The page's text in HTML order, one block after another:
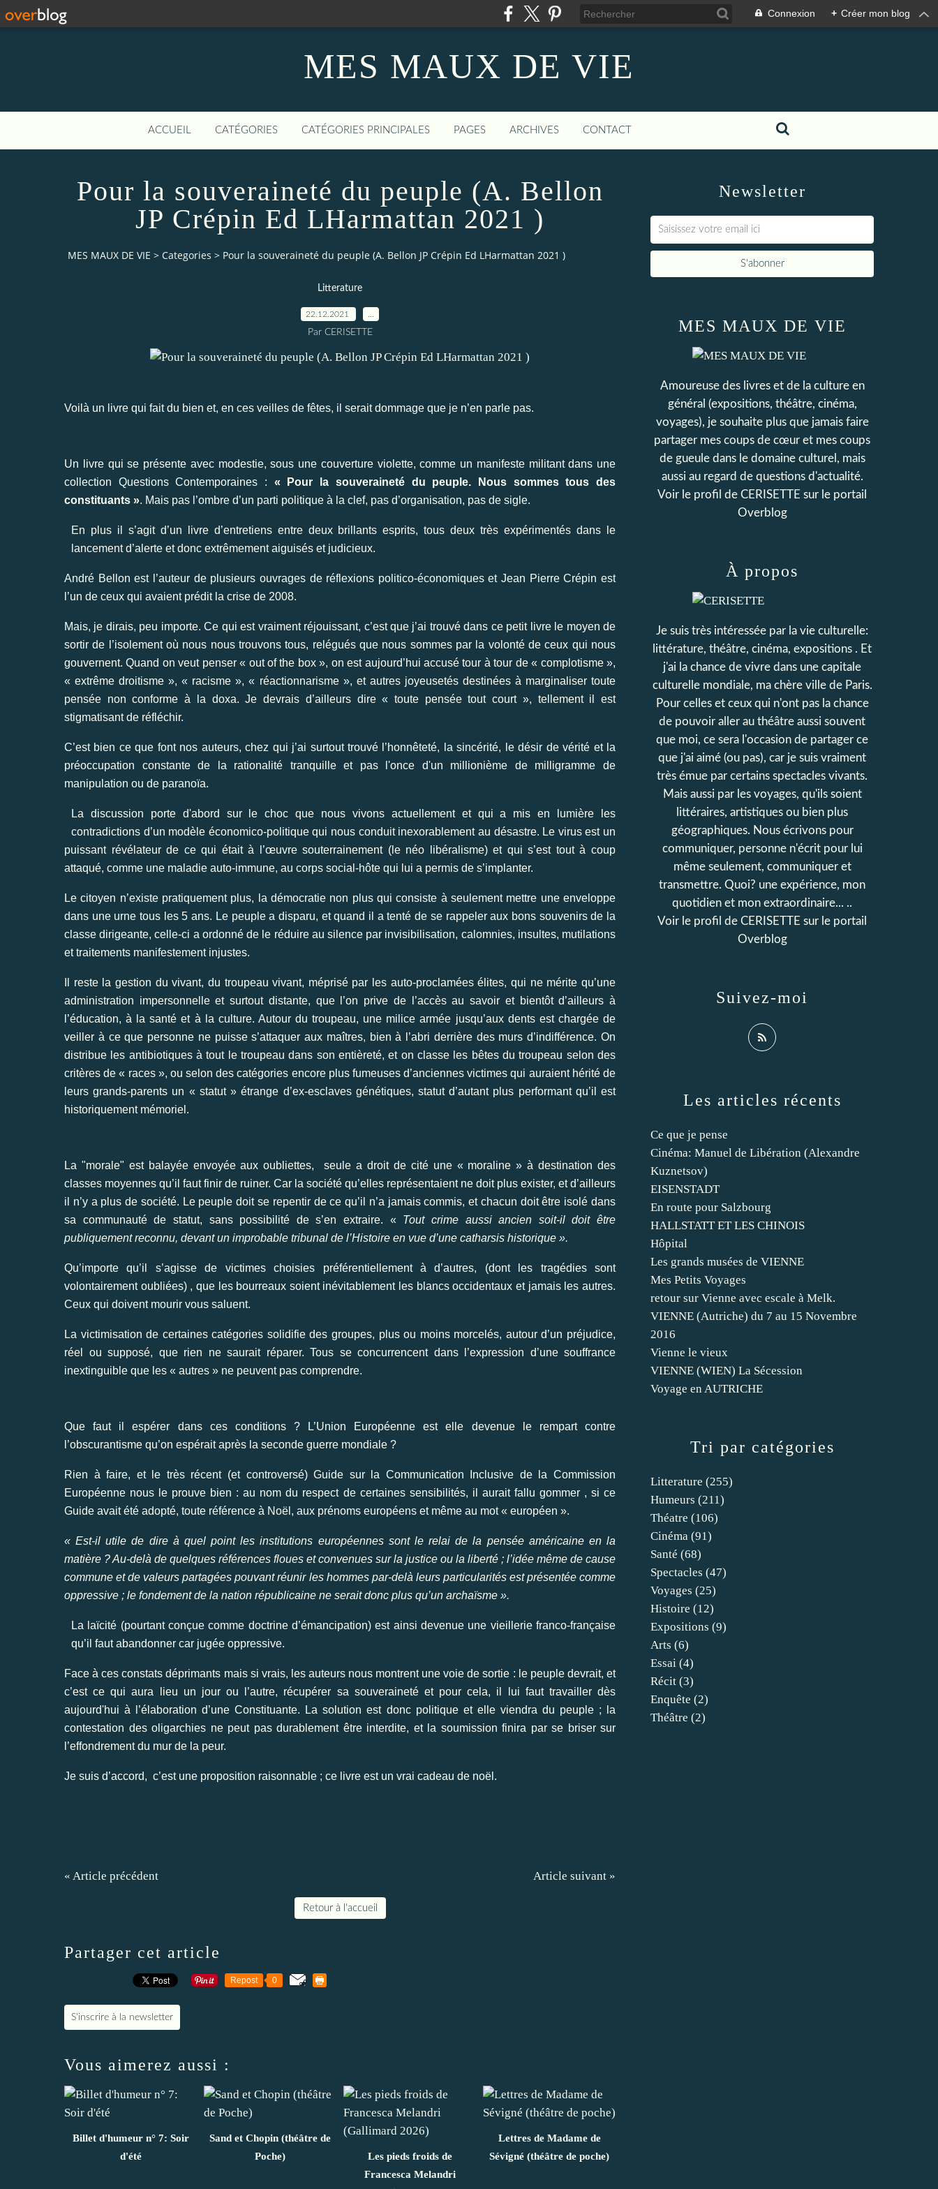
Connexion + Créer mon blog
MES MAUX DE VIE
ACCUEIL CATÉGORIES CATÉGORIES PRINCIPALES PAGES ARCHIVES CONTACT
Pour la souveraineté du peuple (A. Bellon
JP Crépin Ed LHarmattan 2021 )
MES MAUX DE VIE > Categories > Pour la souveraineté du peuple (A. Bellon JP Crépin Ed LHarmattan 2021 )
Litterature
22.12.2021
Par CERISETTE
Voilà un livre qui fait du bien et, en ces veilles de fêtes, il serait dommage que je n’en parle pas.
Un livre qui se présente avec modestie, sous une couverture violette, comme un manifeste militant dans une
collection Questions Contemporaines : « Pour la souveraineté du peuple. Nous sommes tous des
constituants ». Mais pas l’ombre d’un parti politique à la clef, pas d’organisation, pas de sigle.
En plus il s’agit d’un livre d’entretiens entre deux brillants esprits, tous deux très expérimentés dans le
lancement d’alerte et donc extrêmement aiguisés et judicieux.
André Bellon est l’auteur de plusieurs ouvrages de réflexions politico-économiques et Jean Pierre Crépin est
l’un de ceux qui avaient prédit la crise de 2008.
Mais, je dirais, peu importe. Ce qui est vraiment réjouissant, c’est que j’ai trouvé dans ce petit livre le moyen de
sortir de l’isolement où nous nous trouvons tous, relégués que nous sommes par la volonté de ceux qui nous
gouvernent. Quand on veut penser « out of the box », on est aujourd’hui accusé tour à tour de « complotisme »,
« extrême droitisme », « racisme », « réactionnarisme », et autres joyeusetés destinées à marginaliser toute
pensée non conforme à la doxa. Je devrais d’ailleurs dire « toute pensée tout court », tellement il est
stigmatisant de réfléchir.
C’est bien ce que font nos auteurs, chez qui j’ai surtout trouvé l’honnêteté, la sincérité, le désir de vérité et la
préoccupation constante de la rationalité tranquille et pas l'once d'un millionième de milligramme de
manipulation ou de paranoïa.
La discussion porte d'abord sur le choc que nous vivons actuellement et qui a mis en lumière les
contradictions d’un modèle économico-politique qui nous conduit inexorablement au désastre. Le virus est un
puissant révélateur de ce qui était à l’œuvre souterrainement (le néo libéralisme) et qui s’est tout à coup
attaqué, comme une maladie auto-immune, au corps social-hôte qui lui a permis de s’implanter.
Le citoyen n’existe pratiquement plus, la démocratie non plus qui consiste à seulement mettre une enveloppe
dans une urne tous les 5 ans. Le peuple a disparu, et quand il a tenté de se rappeler aux bons souvenirs de la
classe dirigeante, celle-ci a ordonné de le réduire au silence par invisibilisation, calomnies, insultes, mutilations
et traitements manifestement injustes.
Il reste la gestion du vivant, du troupeau vivant, méprisé par les auto-proclamées élites, qui ne mérite qu’une
administration impersonnelle et surtout distante, que l’on prive de l’accès au savoir et bientôt d’ailleurs à
l’éducation, à la santé et à la culture. Autour du troupeau, une milice armée jusqu’aux dents est chargée de
veiller à ce que personne ne puisse s’attaquer aux maîtres, bien à l’abri derrière des murs d’indifférence. On
distribue les antibiotiques à tout le troupeau dans son entièreté, et on classe les bêtes du troupeau selon des
critères de « races », ou selon des catégories encore plus fumeuses d’anciennes victimes qui auraient hérité de
leurs grands-parents un « statut » étrange d’ex-esclaves génétiques, statut d’autant plus performant qu’il est
historiquement mémoriel.
La "morale" est balayée envoyée aux oubliettes, seule a droit de cité une « moraline » à destination des
classes moyennes qu’il faut finir de ruiner. Car la société qu’elles représentaient ne doit plus exister, et d’ailleurs
il n’y a plus de société. Le peuple doit se repentir de ce qu’il n’a jamais commis, et chacun doit être isolé dans
sa communauté de statut, sans possibilité de s’en extraire. « Tout crime aussi ancien soit-il doit être
publiquement reconnu, devant un improbable tribunal de l’Histoire en vue d’une catharsis historique ».
Qu’importe qu’il s’agisse de victimes choisies préférentiellement à d’autres, (dont les tragédies sont
volontairement oubliées) , que les bourreaux soient inévitablement les blancs occidentaux et jamais les autres.
Ceux qui doivent mourir vous saluent.
La victimisation de certaines catégories solidifie des groupes, plus ou moins morcelés, autour d’un préjudice,
réel ou supposé, que rien ne saurait réparer. Tous se concurrencent dans l’expression d’une souffrance
inextinguible que les « autres » ne peuvent pas comprendre.
Que faut il espérer dans ces conditions ? L’Union Européenne est elle devenue le rempart contre
l’obscurantisme qu’on espérait après la seconde guerre mondiale ?
Rien à faire, et le très récent (et controversé) Guide sur la Communication Inclusive de la Commission
Européenne nous le prouve bien : au nom du respect de certaines sensibilités, il aurait fallu gommer , si ce
Guide avait été adopté, toute référence à Noël, aux prénoms européens et même au mot « européen ».
« Est-il utile de dire à quel point les institutions européennes sont le relai de la pensée américaine en la
matière ? Au-delà de quelques références floues et convenues sur la justice ou la liberté ; l’idée même de cause
commune et de valeurs partagées pouvant réunir les hommes par-delà leurs particularités est présentée comme
oppressive ; le fondement de la nation républicaine ne serait donc plus qu’un archaïsme ».
La laïcité (pourtant conçue comme doctrine d’émancipation) est ainsi devenue une vieillerie franco-française
qu’il faut abandonner car jugée oppressive.
Face à ces constats déprimants mais si vrais, les auteurs nous montrent une voie de sortie : le peuple devrait, et
c’est ce qui aura lieu un jour ou l’autre, récupérer sa souveraineté et pour cela, il lui faut travailler dès
aujourd'hui à l’élaboration d’une Constituante. La solution est donc politique et elle viendra du peuple ; la
contestation des oligarchies ne peut pas durablement être interdite, et la soumission finira par se briser sur
l’effondrement du mur de la peur.
Je suis d’accord, c’est une proposition raisonnable ; ce livre est un vrai cadeau de noël.
« Article précédent Article suivant »
Retour à l'accueil
Partager cet article
Repost 0
S'inscrire à la newsletter
Vous aimerez aussi :
Billet d'humeur n° 7: Soir
d'été
Sand et Chopin (théâtre de
Poche)
Les pieds froids de
Francesca Melandri
Lettres de Madame de
Sévigné (théâtre de poche)
Newsletter
Tri par catégories
Litterature (255)
Humeurs (211)
Théatre (106)
Cinéma (91)
Santé (68)
Spectacles (47)
Voyages (25)
Histoire (12)
Expositions (9)
Arts (6)
Essai (4)
Récit (3)
Enquête (2)
Théâtre (2)
Les articles récents
Ce que je pense
Cinéma: Manuel de Libération (Alexandre
Kuznetsov)
EISENSTADT
En route pour Salzbourg
HALLSTATT ET LES CHINOIS
Hôpital
Les grands musées de VIENNE
Mes Petits Voyages
retour sur Vienne avec escale à Melk.
VIENNE (Autriche) du 7 au 15 Novembre
2016
Vienne le vieux
VIENNE (WIEN) La Sécession
Voyage en AUTRICHE
MES MAUX DE VIE
Amoureuse des livres et de la culture en
général (expositions, théâtre, cinéma,
voyages), je souhaite plus que jamais faire
partager mes coups de cœur et mes coups
de gueule dans le domaine culturel, mais
aussi au regard de questions d'actualité.
Voir le profil de CERISETTE sur le portail
Overblog
Suivez-moi
À propos
Je suis très intéressée par la vie culturelle:
littérature, théâtre, cinéma, expositions . Et
j'ai la chance de vivre dans une capitale
culturelle mondiale, ma chère ville de Paris.
Pour celles et ceux qui n'ont pas la chance
de pouvoir aller au théâtre aussi souvent
que moi, ce sera l'occasion de partager ce
que j'ai aimé (ou pas), car je suis vraiment
très émue par certains spectacles vivants.
Mais aussi par les voyages, qu'ils soient
littéraires, artistiques ou bien plus
géographiques. Nous écrivons pour
communiquer, personne n'écrit pour lui
même seulement, communiquer et
transmettre. Quoi? une expérience, mon
quotidien et mon extraordinaire... ..
Voir le profil de CERISETTE sur le portail
Overblog